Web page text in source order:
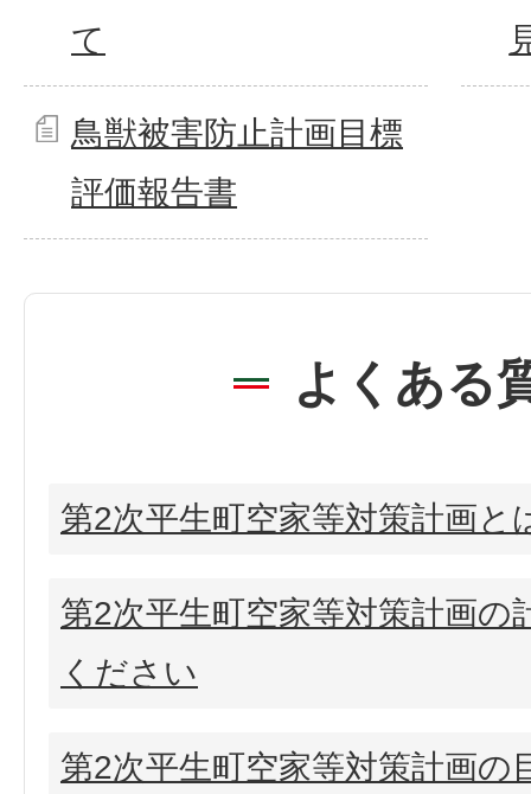
て
鳥獣被害防止計画目標
評価報告書
よくある
第2次平生町空家等対策計画と
第2次平生町空家等対策計画の
ください
第2次平生町空家等対策計画の